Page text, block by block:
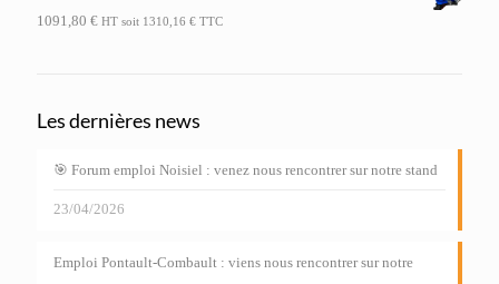
1091,80 € HT soit 1310,16 € TTC
Les dernières news
🎯 Forum emploi Noisiel : venez nous rencontrer sur notre stand
23/04/2026
Emploi Pontault-Combault : viens nous rencontrer sur notre